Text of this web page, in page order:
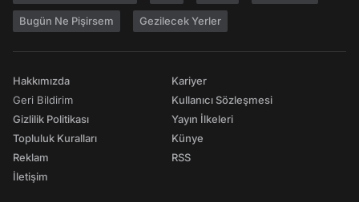
Bugün Ne Pişirsem Gezilecek Yerler
Hakkımızda
Geri Bildirim
Gizlilik Politikası
Topluluk Kuralları
Reklam
İletişim
Kariyer
Kullanıcı Sözleşmesi
Yayın İlkeleri
Künye
RSS